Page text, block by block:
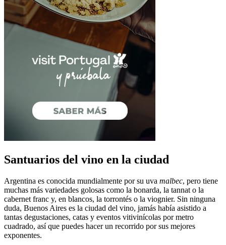
Santuarios del vino en la ciudad
Argentina es conocida mundialmente por su uva malbec, pero tiene
muchas más variedades golosas como la bonarda, la tannat o la
cabernet franc y, en blancos, la torrontés o la viognier. Sin ninguna
duda, Buenos Aires es la ciudad del vino, jamás había asistido a
tantas degustaciones, catas y eventos vitivinícolas por metro
cuadrado, así que puedes hacer un recorrido por sus mejores
exponentes.